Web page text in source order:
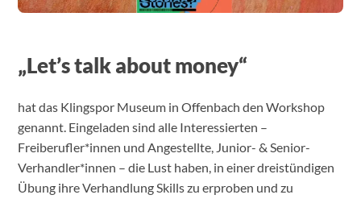
„Let’s talk about money“
hat das Klingspor Museum in Offenbach den Workshop
genannt. Eingeladen sind alle Interessierten –
Freiberufler*innen und Angestellte, Junior- & Senior-
Verhandler*innen – die Lust haben, in einer dreistündigen
Übung ihre Verhandlung Skills zu erproben und zu